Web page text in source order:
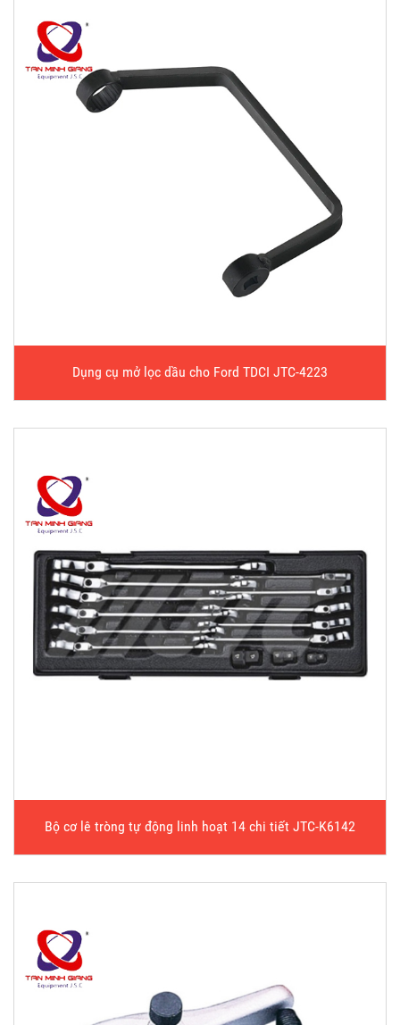
Dụng cụ mở lọc dầu cho Ford TDCI JTC-4223
Bộ cơ lê tròng tự động linh hoạt 14 chi tiết JTC-K6142